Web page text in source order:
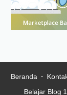
Beranda
Belajar Blog